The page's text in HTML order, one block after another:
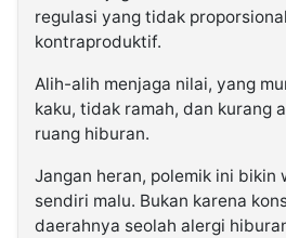
regulasi yang tidak
kontraproduktif.
Alih-alih menjaga nilai, yang
kaku, tidak ramah, dan kurang
ruang hiburan.
Jangan heran, polemik ini bikin
sendiri malu. Bukan karena
daerahnya seolah alergi